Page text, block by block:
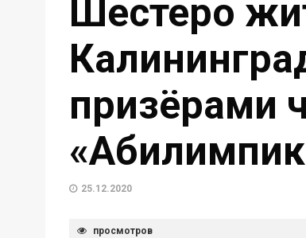
Шестеро
призёрами
25.12.2020
просмотров